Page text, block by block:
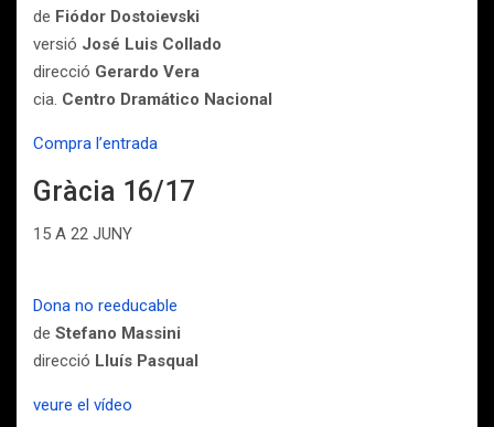
de Fiódor Dostoievski
versió José Luis Collado
direcció Gerardo Vera
cia. Centro Dramático Nacional
Compra l’entrada
Gràcia 16/17
15 A 22 JUNY
Dona no reeducable
de Stefano Massini
direcció Lluís Pasqual
veure el vídeo